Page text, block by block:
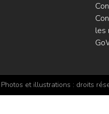
les
et illustrations : droits